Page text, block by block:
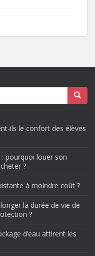
ils le confort des élèves
pourquoi louer son
?
à moindre coût ?
la durée de vie de
?
d’eau attirent les